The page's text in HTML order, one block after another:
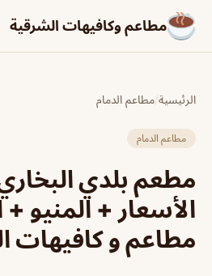
مطاعم وكافيهات الشرقية
الرئيسية/مطاعم الدمام
مطاعم الدمام
مطعم بلدي
الأسعار + المنيو
مطاعم و كافيهات